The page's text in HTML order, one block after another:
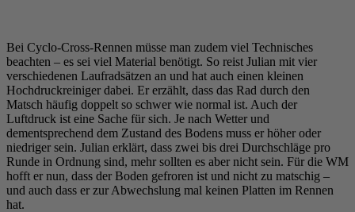
Bei Cyclo-Cross-Rennen müsse man zudem viel Technisches
beachten – es sei viel Material benötigt. So reist Julian mit vier
verschiedenen Laufradsätzen an und hat auch einen kleinen
Hochdruckreiniger dabei. Er erzählt, dass das Rad durch den
Matsch häufig doppelt so schwer wie normal ist. Auch der
Luftdruck ist eine Sache für sich. Je nach Wetter und
dementsprechend dem Zustand des Bodens muss er höher oder
niedriger sein. Julian erklärt, dass zwei bis drei Durchschläge pro
Runde in Ordnung sind, mehr sollten es aber nicht sein. Für die WM
hofft er nun, dass der Boden gefroren ist und nicht zu matschig –
und auch dass er zur Abwechslung mal keinen Platten im Rennen
hat.